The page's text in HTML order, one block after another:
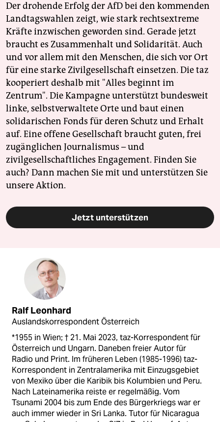
Der drohende Erfolg der AfD bei den kommenden
Landtagswahlen zeigt, wie stark rechtsextreme
Kräfte inzwischen geworden sind. Gerade jetzt
braucht es Zusammenhalt und Solidarität. Auch
und vor allem mit den Menschen, die sich vor Ort
für eine starke Zivilgesellschaft einsetzen. Die taz
kooperiert deshalb mit "Alles beginnt im
Zentrum". Die Kampagne unterstützt bundesweit
linke, selbstverwaltete Orte und baut einen
solidarischen Fonds für deren Schutz und Erhalt
auf. Eine offene Gesellschaft braucht guten, frei
zugänglichen Journalismus – und
zivilgesellschaftliches Engagement. Finden Sie
auch? Dann machen Sie mit und unterstützen Sie
unsere Aktion.
Jetzt unterstützen
Ralf Leonhard
Auslandskorrespondent Österreich
*1955 in Wien; † 21. Mai 2023, taz-Korrespondent für
Österreich und Ungarn. Daneben freier Autor für
Radio und Print. Im früheren Leben (1985-1996) taz-
Korrespondent in Zentralamerika mit Einzugsgebiet
von Mexiko über die Karibik bis Kolumbien und Peru.
Nach Lateinamerika reiste er regelmäßig. Vom
Tsunami 2004 bis zum Ende des Bürgerkriegs war er
auch immer wieder in Sri Lanka. Tutor für Nicaragua